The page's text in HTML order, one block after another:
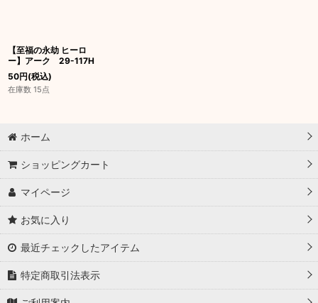
【至福の永劫 ヒーロ
ー】アーク 29-117H
50円(税込)
在庫数 15点
ホーム
ショッピングカート
マイページ
お気に入り
最近チェックしたアイテム
特定商取引法表示